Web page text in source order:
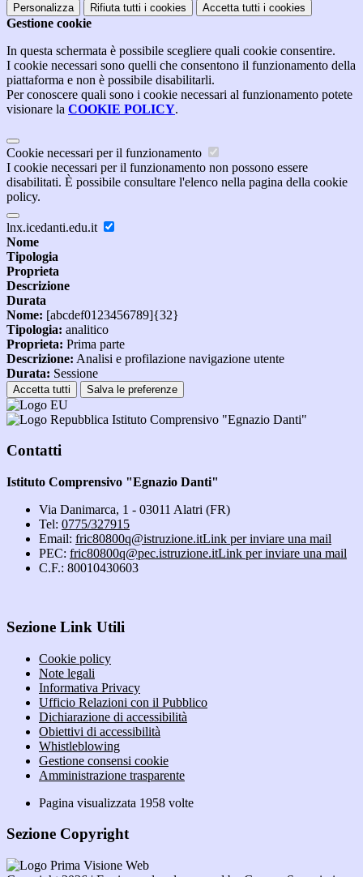
Personalizza Rifiuta tutti i cookies Accetta tutti i cookies
Gestione cookie
In questa schermata è possibile scegliere quali cookie consentire.
I cookie necessari sono quelli che consentono il funzionamento della
piattaforma e non è possibile disabilitarli.
Per conoscere quali sono i cookie necessari al funzionamento potete
visionare la COOKIE POLICY.
Cookie necessari per il funzionamento
I cookie necessari per il funzionamento non possono essere
disabilitati. È possibile consultare l'elenco nella pagina della cookie
policy.
lnx.icedanti.edu.it
Nome
Tipologia
Proprieta
Descrizione
Durata
Nome: [abcdef0123456789]{32}
Tipologia: analitico
Proprieta: Prima parte
Descrizione: Analisi e profilazione navigazione utente
Durata: Sessione
Accetta tutti Salva le preferenze
Istituto Comprensivo "Egnazio Danti"
Contatti
Istituto Comprensivo "Egnazio Danti"
Via Danimarca, 1 - 03011 Alatri (FR)
Tel: 0775/327915
Email: fric80800q@istruzione.itLink per inviare una mail
PEC: fric80800q@pec.istruzione.itLink per inviare una mail
C.F.: 80010430603
Sezione Link Utili
Cookie policy
Note legali
Informativa Privacy
Ufficio Relazioni con il Pubblico
Dichiarazione di accessibilità
Obiettivi di accessibilità
Whistleblowing
Gestione consensi cookie
Amministrazione trasparente
Pagina visualizzata 1958 volte
Sezione Copyright